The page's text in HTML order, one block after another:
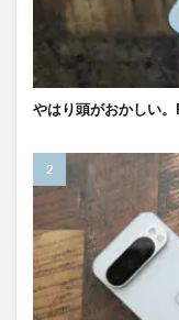
やはり頭がおかしい